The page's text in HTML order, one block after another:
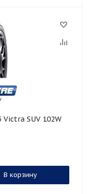
Victra SUV 102W
В корзину